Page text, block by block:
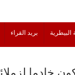
البيطرية بريد القراء